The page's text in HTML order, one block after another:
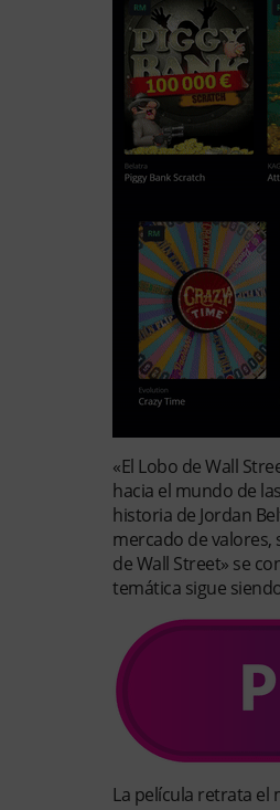
«El Lobo de Wall
hacia el mundo de
historia de Jordan
mercado de valores,
de Wall Street» se
temática sigue
La película retrata el